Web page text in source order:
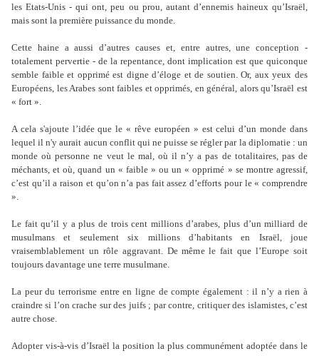
les Etats-Unis - qui ont, peu ou prou, autant d’ennemis haineux qu’Israël,
mais sont la première puissance du monde.
Cette haine a aussi d’autres causes et, entre autres, une conception -
totalement pervertie - de la repentance, dont implication est que quiconque
semble faible et opprimé est digne d’éloge et de soutien. Or, aux yeux des
Européens, les Arabes sont faibles et opprimés, en général, alors qu’Israël est
« fort ».
A cela s'ajoute l’idée que le « rêve européen » est celui d’un monde dans
lequel il n'y aurait aucun conflit qui ne puisse se régler par la diplomatie : un
monde où personne ne veut le mal, où il n’y a pas de totalitaires, pas de
méchants, et où, quand un « faible » ou un « opprimé » se montre agressif,
c’est qu’il a raison et qu’on n’a pas fait assez d’efforts pour le « comprendre
».
Le fait qu’il y a plus de trois cent millions d’arabes, plus d’un milliard de
musulmans et seulement six millions d’habitants en Israël, joue
vraisemblablement un rôle aggravant. De même le fait que l’Europe soit
toujours davantage une terre musulmane.
La peur du terrorisme entre en ligne de compte également : il n’y a rien à
craindre si l’on crache sur des juifs ; par contre, critiquer des islamistes, c’est
autre chose.
Adopter vis-à-vis d’Israël la position la plus communément adoptée dans le